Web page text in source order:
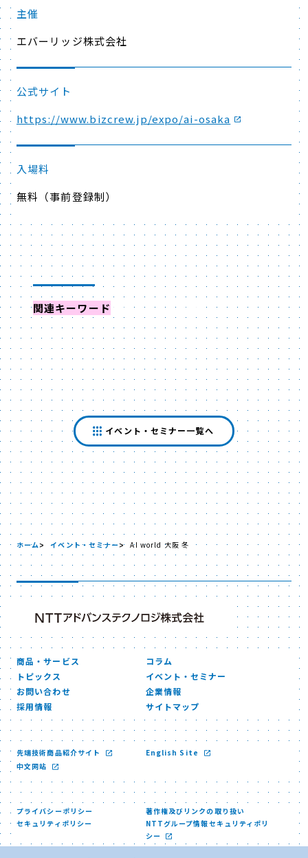
主催
エバーリッジ株式会社
公式サイト
https://www.bizcrew.jp/expo/ai-osaka
入場料
無料（事前登録制）
関連キーワード からイベントを探す
イベント・セミナー一覧へ
ホーム イベント・セミナー AI world 大阪 冬
商品・サービス
コラム
トピックス
イベント・セミナー
お問い合わせ
企業情報
採用情報
サイトマップ
先端技術商品紹介サイト
English Site
中文网站
プライバシーポリシー
著作権及びリンクの取り扱い
セキュリティポリシー
NTTグループ情報セキュリティポリ
シー